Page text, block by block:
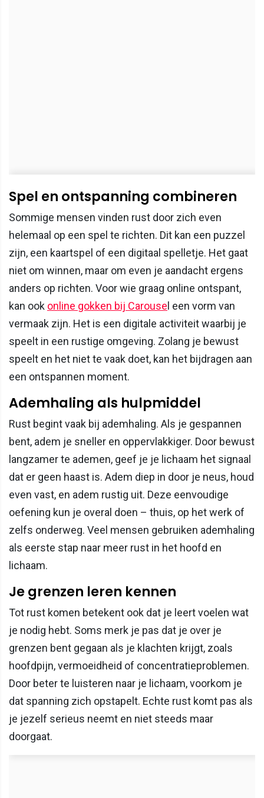
Spel en ontspanning combineren
Sommige mensen vinden rust door zich even
helemaal op een spel te richten. Dit kan een puzzel
zijn, een kaartspel of een digitaal spelletje. Het gaat
niet om winnen, maar om even je aandacht ergens
anders op richten. Voor wie graag online ontspant,
kan ook online gokken bij Carousel een vorm van
vermaak zijn. Het is een digitale activiteit waarbij je
speelt in een rustige omgeving. Zolang je bewust
speelt en het niet te vaak doet, kan het bijdragen aan
een ontspannen moment.
Ademhaling als hulpmiddel
Rust begint vaak bij ademhaling. Als je gespannen
bent, adem je sneller en oppervlakkiger. Door bewust
langzamer te ademen, geef je je lichaam het signaal
dat er geen haast is. Adem diep in door je neus, houd
even vast, en adem rustig uit. Deze eenvoudige
oefening kun je overal doen – thuis, op het werk of
zelfs onderweg. Veel mensen gebruiken ademhaling
als eerste stap naar meer rust in het hoofd en
lichaam.
Je grenzen leren kennen
Tot rust komen betekent ook dat je leert voelen wat
je nodig hebt. Soms merk je pas dat je over je
grenzen bent gegaan als je klachten krijgt, zoals
hoofdpijn, vermoeidheid of concentratieproblemen.
Door beter te luisteren naar je lichaam, voorkom je
dat spanning zich opstapelt. Echte rust komt pas als
je jezelf serieus neemt en niet steeds maar
doorgaat.